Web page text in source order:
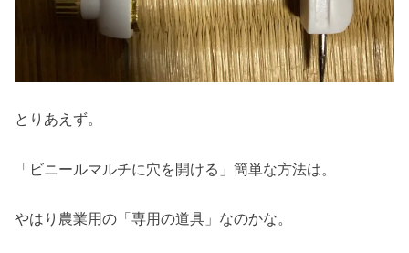
とりあえず。
「ビニールマルチに穴を開ける」簡単な方法は。
やはり農業用の「専用の道具」なのかな。